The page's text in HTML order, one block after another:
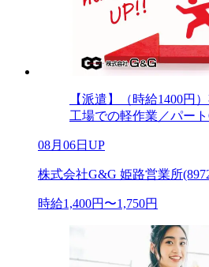
【派遣】（時給1400円
工場での軽作業／パー
08月06日UP
株式会社G&G 姫路営業所
時給1,400円〜1,750円